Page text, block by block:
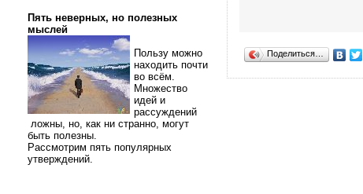
Пять неверных, но полезных
мыслей
Пользу можно
находить почти
во всём.
Множество
идей и
рассуждений
ложны, но, как ни странно, могут
быть полезны.
Рассмотрим пять популярных
утверждений.
Поделиться…